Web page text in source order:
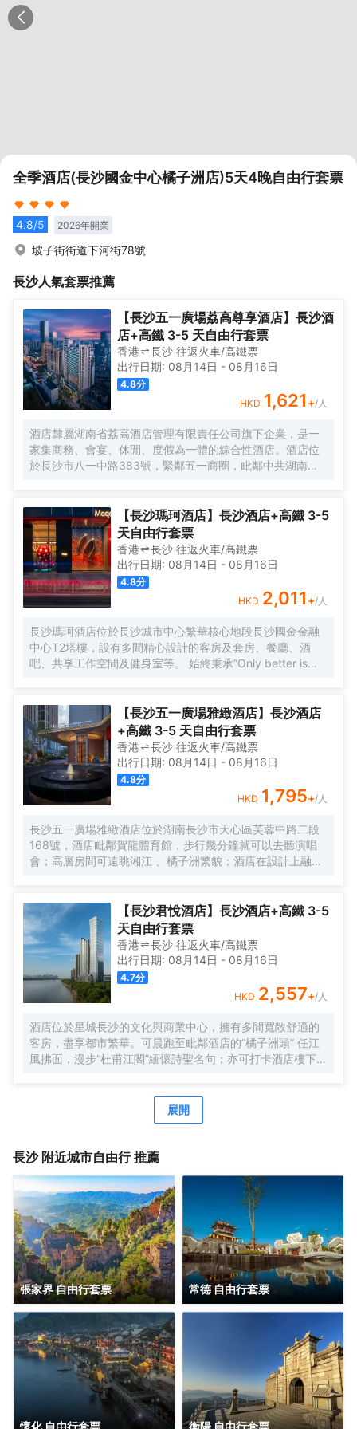
全季酒店(長沙國金中心橘子洲店)5天4晚自由行套票
4.8/5 2026年開業
坡子街街道下河街78號
長沙人氣套票推薦
【長沙五一廣場荔高尊享酒店】長沙酒
店+高鐵 3-5 天自由行套票
香港 長沙 往返火車/高鐵票
出行日期: 08月14日 - 08月16日
4.8分
HKD 1,621 +/人
酒店隸屬湖南省荔高酒店管理有限責任公司旗下企業，是一
家集商務、會宴、休閒、度假為一體的綜合性酒店。酒店位
於長沙市八一中路383號，緊鄰五一商圈，毗鄰中共湖南省
離火車站僅5分鐘車程、機場20分鐘車程、迎賓路口地鐵站3
分鐘路程，交通四通八達。經過十餘年的沉澱，酒店於2021
年重裝升級、整裝出發，精心打造出224間不同房型温馨舒
適客房、1個豪華典雅宴會廳、3個不同規模會議室及8個風
格突出的豪華包廂，以全新面貌、全新姿態迎戰市場，成為
人們商務活動、朋友聚會、家庭度假之地。2021年，酒店成
功被評定為政府採購定點酒店。酒店以打造“城市的靜謐，家
中的舒適”為己任，致力於展現“寧靜、舒適、高效、現代”的
健康都市主題，為旅途人在他鄉打造另一個“家”。我們竭誠恭
候您的光臨！
【長沙瑪珂酒店】長沙酒店+高鐵 3-5
天自由行套票
香港 長沙 往返火車/高鐵票
出行日期: 08月14日 - 08月16日
4.8分
HKD 2,011 +/人
長沙瑪珂酒店位於長沙城市中心繁華核心地段長沙國金金融
中心T2塔樓，設有多間精心設計的客房及套房、餐廳、酒
吧、共享工作空間及健身室等。 始終秉承“Only better is
流音樂節目，以及圍繞身心健康主題的活動等。 旨在以超乎
預期的服務與驚喜激發賓客的活力及靈感,致力於為旅客們打
造各類別具一格且充滿創造力的創格體驗。
【長沙五一廣場雅緻酒店】長沙酒店
+高鐵 3-5 天自由行套票
香港 長沙 往返火車/高鐵票
出行日期: 08月14日 - 08月16日
4.8分
HKD 1,795+/人
長沙五一廣場雅緻酒店位於湖南長沙市天心區芙蓉中路二段
168號，酒店毗鄰賀龍體育館，步行幾分鐘就可以去聽演唱
會；高層房間可遠眺湘江 、橘子洲繁貌；酒店在設計上融入
廳、餐廳、會議室及健身房，帶給您視覺、味覺及和運動的
雙重享受。酒店設施設備齊全 ，各類房間面積40㎡以上，城
市美景盡收眼底 。小奢於居，大奢於心，以形 、 味 、 聲的
立體構建傳遞養生智慧 ， 這就是雅緻品牌酒店的東方生活哲
學，更為每一個在城市中漂泊奔忙的心靈 ， 營造尊貴、養心
生活空間 ， 為客人提供大隱於市的度假體驗。
【長沙君悅酒店】長沙酒店+高鐵 3-5
天自由行套票
香港 長沙 往返火車/高鐵票
出行日期: 08月14日 - 08月16日
4.7分
HKD 2,557+/人
酒店位於星城長沙的文化與商業中心，擁有多間寬敞舒適的
客房，盡享都市繁華。可晨跑至毗鄰酒店的“橘子洲頭” 任江
風拂面，漫步“杜甫江閣”緬懷詩聖名句；亦可打卡酒店樓下的
展開
長沙附近城市自由行 推薦
張家界 自由行套票 常德 自由行套票
懷化 自由行套票 衡陽 自由行套票